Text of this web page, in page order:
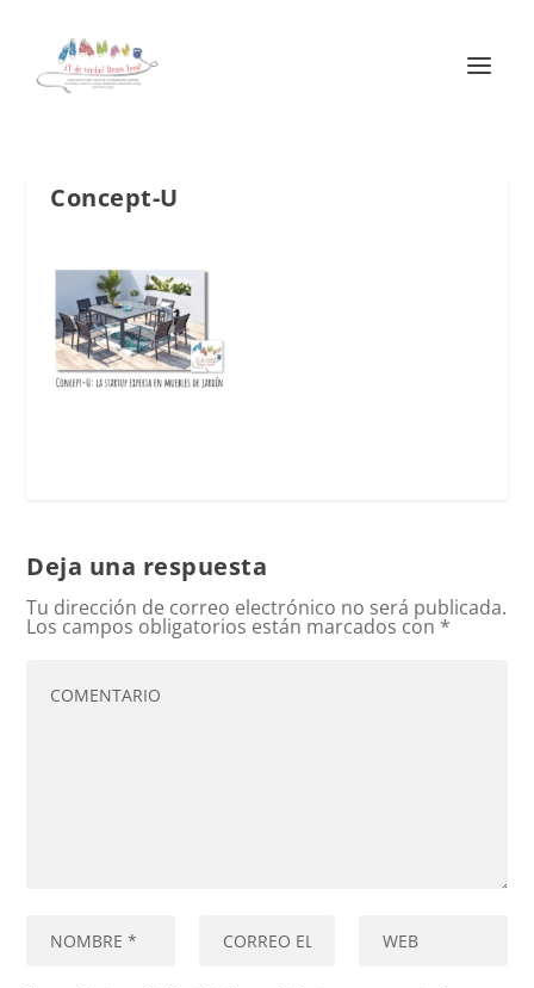
Concept-U
Deja una respuesta
Tu dirección de correo electrónico no será publicada.
Los campos obligatorios están marcados con *